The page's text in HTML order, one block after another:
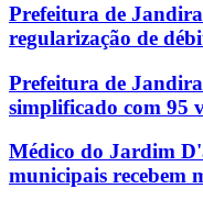
Prefeitura de
regularização de
Prefeitura de Jandira
simplificado com 95
Médico do Jardim
municipais recebem